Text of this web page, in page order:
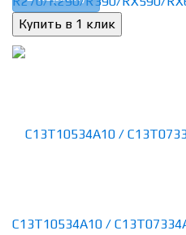
C13T10534A10 /